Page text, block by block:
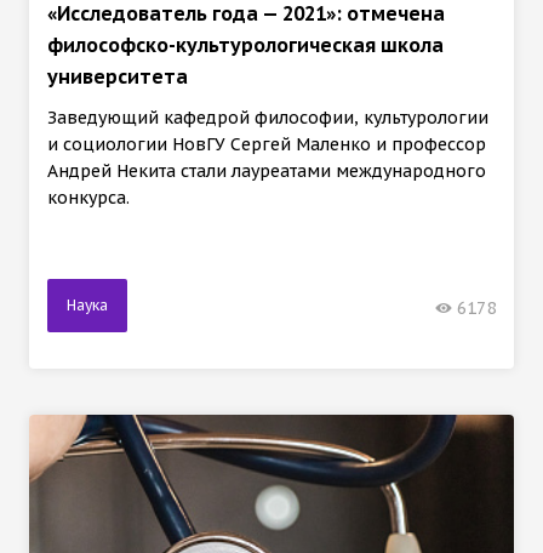
«Исследователь года — 2021»: отмечена
философско-культурологическая школа
университета
Заведующий кафедрой философии, культурологии
и социологии НовГУ Сергей Маленко и профессор
Андрей Некита стали лауреатами международного
конкурса.
Наука 6178